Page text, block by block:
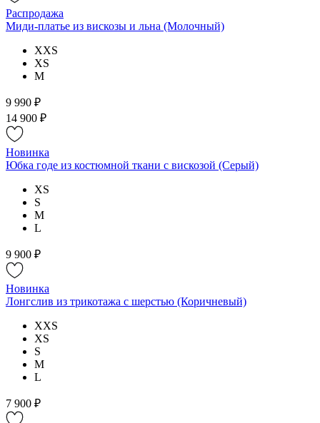
Распродажа
Миди-платье из вискозы и льна (Молочный)
XXS
XS
M
9 990 ₽
14 900 ₽
Новинка
Юбка годе из костюмной ткани с вискозой (Серый)
XS
S
M
L
9 900 ₽
Новинка
Лонгслив из трикотажа с шерстью (Коричневый)
XXS
XS
S
M
L
7 900 ₽